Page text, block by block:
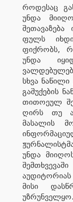
როდესაც
უნდა
შეთავაზება
ფულს
ფიქრობს,
უნდა
სხვა
გაშუქების
თითოეულ
ღირს თუ
მასალის
უნდა
მისი
უზრუნველყო.